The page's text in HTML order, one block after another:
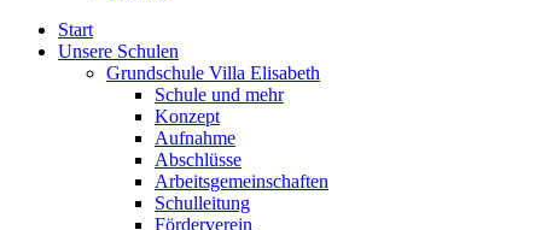
Start
Unsere Schulen
Grundschule Villa Elisabeth
Schule und mehr
Konzept
Aufnahme
Abschlüsse
Arbeitsgemeinschaften
Schulleitung
Förderverein